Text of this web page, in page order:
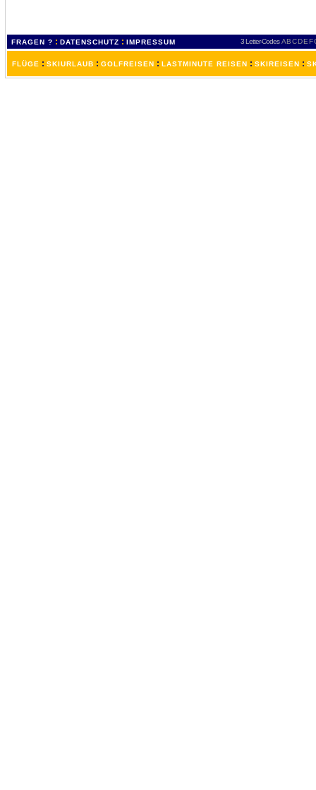
FRAGEN ? : DATENSCHUTZ : IMPRESSUM 3 Letter-Codes ABCDEF
FLÜGE : SKIURLAUB : GOLFREISEN : LASTMINUTE REISEN : SKIREISEN :